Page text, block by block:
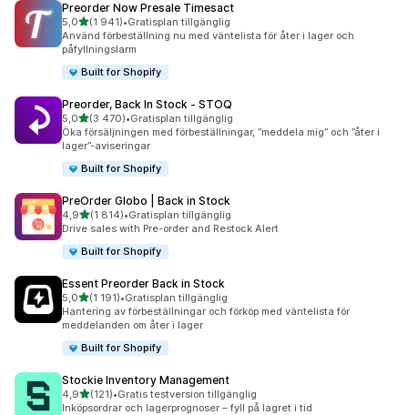
Preorder Now Presale Timesact
5,0av 5 stjärnor
(1 941)
1941 recensioner totalt
•Gratisplan tillgänglig
Använd förbeställning nu med väntelista för åter i lager och
påfyllningslarm
Built for Shopify
Preorder, Back In Stock ‑ STOQ
5,0av 5 stjärnor
(3 470)
3470 recensioner totalt
•Gratisplan tillgänglig
Öka försäljningen med förbeställningar, ”meddela mig” och ”åter i
lager”-aviseringar
Built for Shopify
PreOrder Globo | Back in Stock
4,9av 5 stjärnor
(1 814)
1814 recensioner totalt
•Gratisplan tillgänglig
Drive sales with Pre-order and Restock Alert
Built for Shopify
Essent Preorder Back in Stock
5,0av 5 stjärnor
(1 191)
1191 recensioner totalt
•Gratisplan tillgänglig
Hantering av förbeställningar och förköp med väntelista för
meddelanden om åter i lager
Built for Shopify
Stockie Inventory Management
4,9av 5 stjärnor
(121)
121 recensioner totalt
•Gratis testversion tillgänglig
Inköpsordrar och lagerprognoser – fyll på lagret i tid